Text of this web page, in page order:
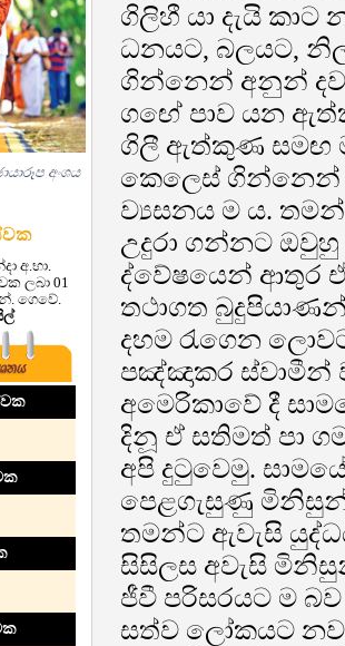
අංශය
අ.භා.
ලබා 01
ගෙවේ.
ගිලිහී යා දැයි
ධනයට, බලයට,
ගින්නෙන් අනුන්
ගඟේ පාව යන
ගිලී ඇත්කුණ සමඟ
කෙලෙස් ගින්නෙන්
ව්‍යසනය ම ය.
උදුරා ගන්නට
ද්වේෂයෙන් ආතුර
තථාගත
දහම රැගෙන
පඤ්ඤාකර
අමෙරිකාවේ දී
දිනූ ඒ සතිමත් පා
අපි දුටුවෙමු.
පෙළගැසුණු
තමන්ට ඇවැසි
සිසිලස අවැසි
ජීවී පරිසරයට ම
සත්ව ලෝකයට නව